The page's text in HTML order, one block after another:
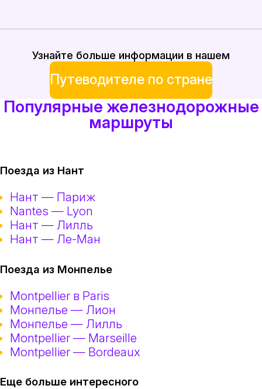
Узнайте больше информации в нашем
Путеводителе по стране
Популярные железнодорожные
маршруты
Поезда из Нант
Нант — Париж
Nantes — Lyon
Нант — Лилль
Нант — Ле-Ман
Поезда из Монпелье
Montpellier в Paris
Монпелье — Лион
Монпелье — Лилль
Montpellier — Marseille
Montpellier — Bordeaux
Еще больше интересного